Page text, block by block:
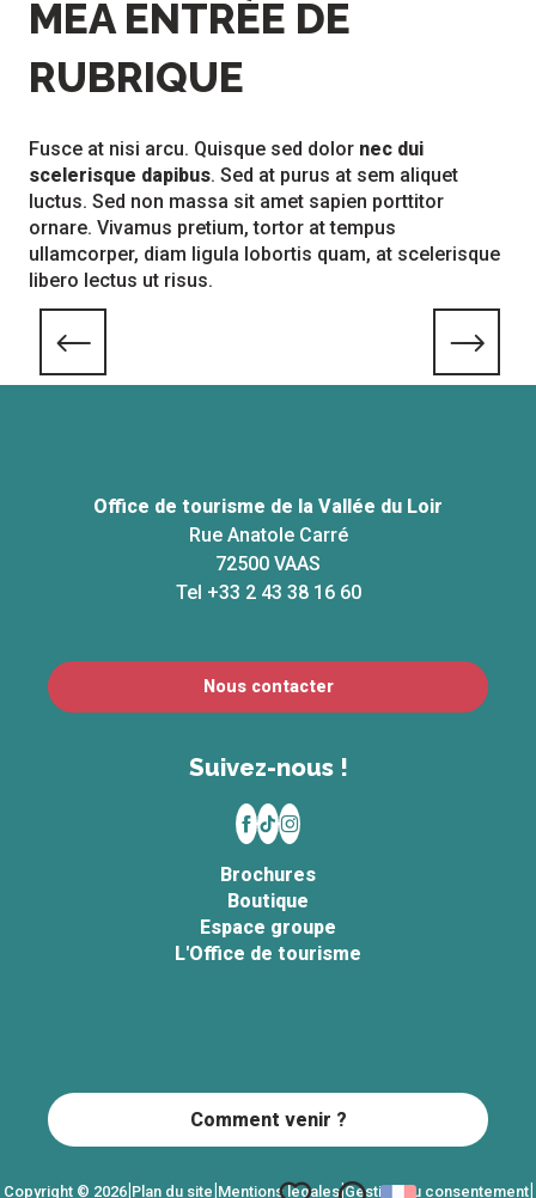
MEA ENTRÉE DE
RUBRIQUE
Fusce at nisi arcu. Quisque sed dolor nec dui
scelerisque dapibus. Sed at purus at sem aliquet
luctus. Sed non massa sit amet sapien porttitor
ornare. Vivamus pretium, tortor at tempus
ullamcorper, diam ligula lobortis quam, at scelerisque
libero lectus ut risus.
Office de tourisme de la Vallée du Loir
Rue Anatole Carré
72500 VAAS
Tel +33 2 43 38 16 60
Nous contacter
Suivez-nous !
Brochures
Boutique
Espace groupe
L'Office de tourisme
Copyright © 2026|Plan du site|Mentions légales|Gestion du consentement|
Comment venir ?